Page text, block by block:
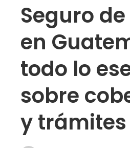
Seguro
en
todo lo
sobre
y trámites